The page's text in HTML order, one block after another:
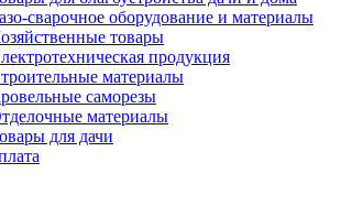
сварочное оборудование и материалы
товары
продукция
материалы
саморезы
материалы
для дачи